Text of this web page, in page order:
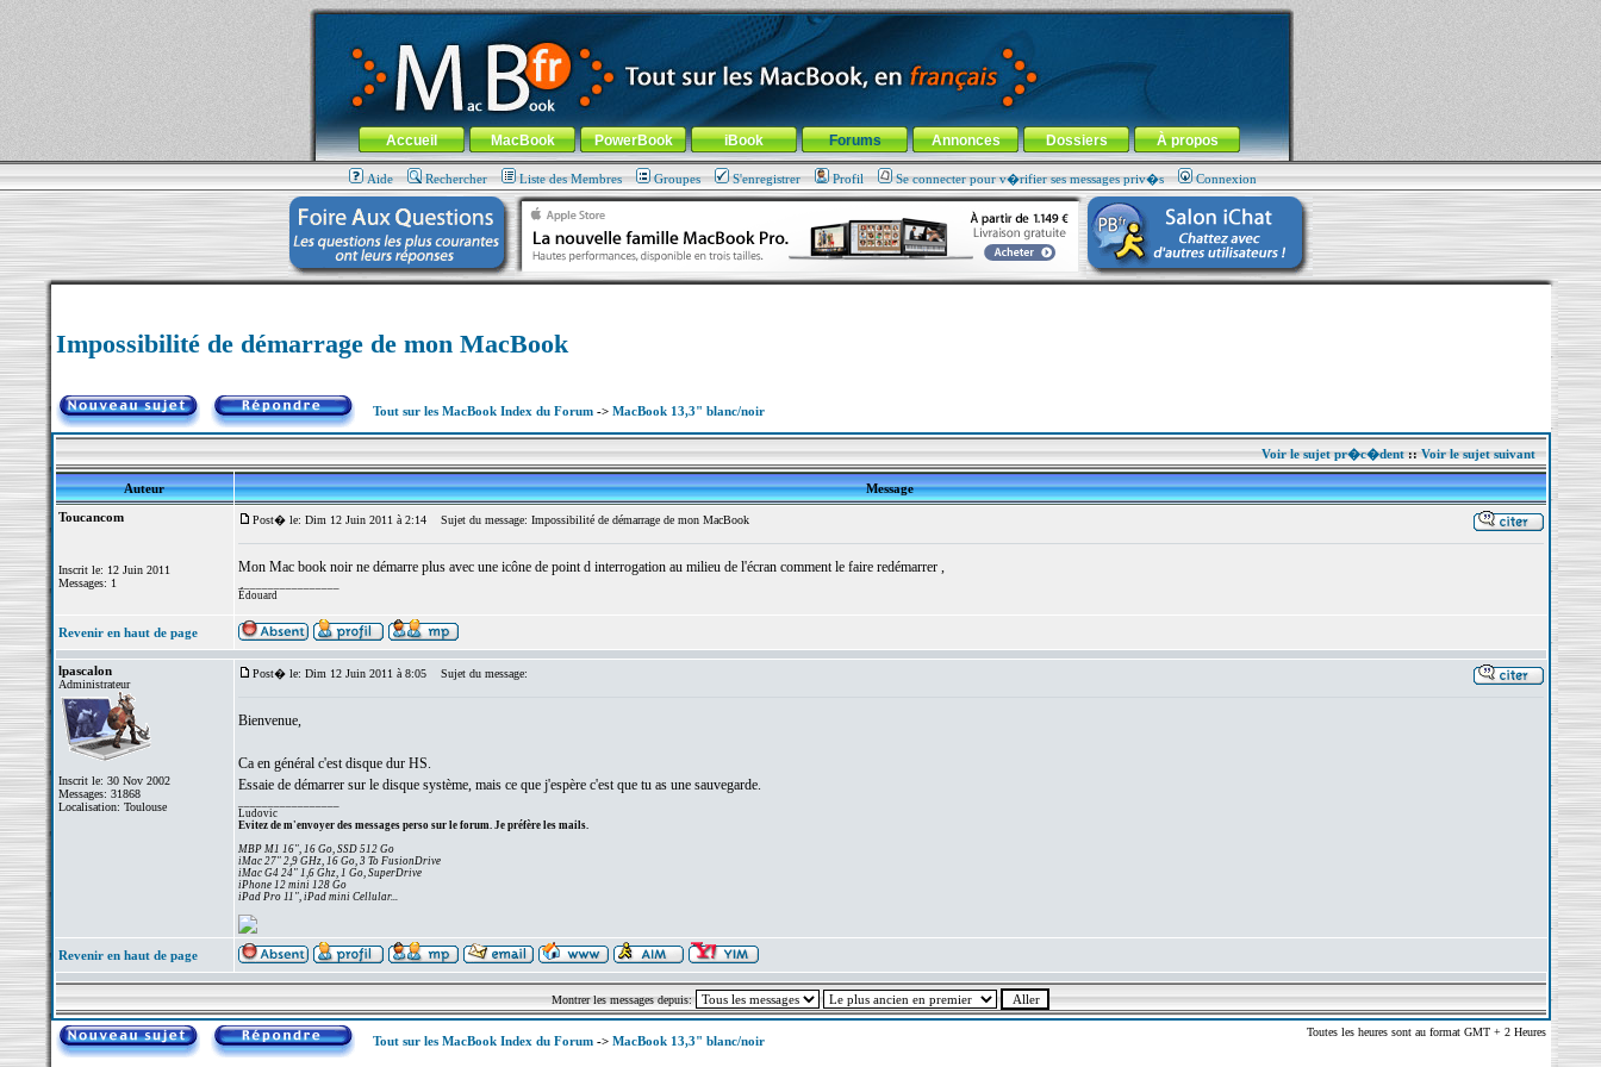
MacBook-fr.com : 100% Apple... 100% nomade !
Aller au contenu-Aller au menu général-Aller au menu de la rubrique
Menu général
Accueil MacBook PowerBook iBook Forums Annonces Dossiers À propos
Aide Rechercher Liste des Membres Groupes S'enregistrer Profil Se connecter pour v�rifier ses messages priv�s Connexion
Impossibilité de démarrage de mon MacBook
Tout sur les MacBook Index du Forum-> MacBook 13,3" blanc/noir
Voir le sujet pr�c�dent::Voir le sujet suivant
Auteur
Message
Toucancom
Inscrit le: 12 Juin 2011
Messages: 1
Post� le: Dim 12 Juin 2011 à 2:14 Sujet du message: Impossibilité de démarrage de mon MacBook
Mon Mac book noir ne démarre plus avec une icône de point d interrogation au milieu de l'écran comment le faire redémarrer ,
Édouard
Revenir en haut de page
lpascalon
Administrateur
Inscrit le: 30 Nov 2002
Messages: 31868
Localisation: Toulouse
Post� le: Dim 12 Juin 2011 à 8:05 Sujet du message:
Bienvenue,
Ca en général c'est disque dur HS.
Essaie de démarrer sur le disque système, mais ce que j'espère c'est que tu as une sauvegarde.
Ludovic
Evitez de m'envoyer des messages perso sur le forum. Je préfère les mails.
MBP M1 16", 16 Go, SSD 512 Go
iMac 27" 2,9 GHz, 16 Go, 3 To FusionDrive
iMac G4 24" 1,6 Ghz, 1 Go, SuperDrive
iPhone 12 mini 128 Go
iPad Pro 11", iPad mini Cellular...
Revenir en haut de page
Montrer les messages depuis:
Tout sur les MacBook Index du Forum-> MacBook 13,3" blanc/noir
Toutes les heures sont au format GMT + 2 Heures